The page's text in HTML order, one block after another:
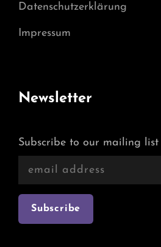
Datenschutzerklärung
Impressum
Newsletter
Subscribe to our mailing list